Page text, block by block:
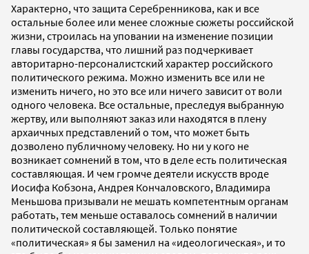
Характерно, что защита Серебренникова, как и все
остальные более или менее сложные сюжеты российской
жизни, строилась на уповании на изменение позиции
главы государства, что лишний раз подчеркивает
авторитарно-персоналистский характер российского
политического режима. Можно изменить все или не
изменить ничего, но это все или ничего зависит от воли
одного человека. Все остальные, преследуя выбранную
жертву, или выполняют заказ или находятся в плену
архаичных представлений о том, что может быть
дозволено публичному человеку. Но ни у кого не
возникает сомнений в том, что в деле есть политическая
составляющая. И чем громче деятели искусств вроде
Иосифа Кобзона, Андрея Кончаловского, Владимира
Меньшова призывали не мешать компетентным органам
работать, тем меньше оставалось сомнений в наличии
политической составляющей. Только понятие
«политическая» я бы заменил на «идеологическая», и то